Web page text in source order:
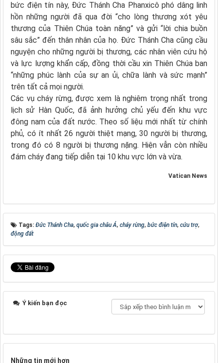
bức điện tín này, Đức Thánh Cha Phanxicô phó dâng linh
hồn những người đã qua đời “cho lòng thương xót yêu
thương của Thiên Chúa toàn năng” và gửi “lời chia buồn
sâu sắc” đến thân nhân của họ. Đức Thánh Cha cũng cầu
nguyện cho những người bị thương, các nhân viên cứu hộ
và lực lượng khẩn cấp, đồng thời cầu xin Thiên Chúa ban
“những phúc lành của sự an ủi, chữa lành và sức mạnh”
trên tất cả mọi người.
Các vụ cháy rừng, được xem là nghiêm trọng nhất trong
lịch sử Hàn Quốc, đã ảnh hưởng chủ yếu đến khu vực
đông nam của đất nước. Theo số liệu mới nhất từ chính
phủ, có ít nhất 26 người thiệt mạng, 30 người bị thương,
trong đó có 8 người bị thương nặng. Hiện vẫn còn nhiều
đám cháy đang tiếp diễn tại 10 khu vực lớn và vừa.
Vatican News
Tags: Đức Thánh Cha, quốc gia châu Á, cháy rừng, bức điện tín, cứu trợ,
động đất
Ý kiến bạn đọc
Những tin mới hơn